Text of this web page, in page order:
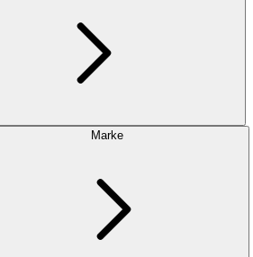
Marke